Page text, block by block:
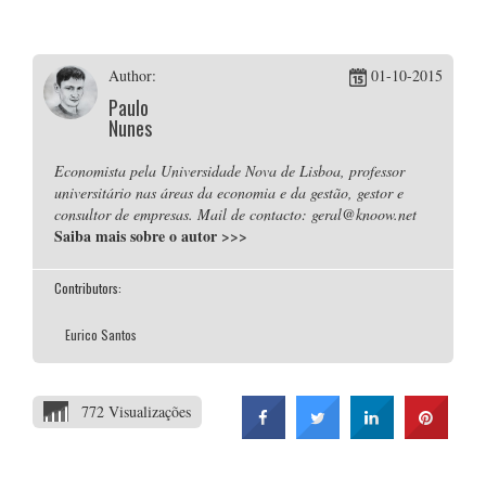
Author:
Paulo
Nunes
01-10-2015
Economista pela Universidade Nova de Lisboa, professor
universitário nas áreas da economia e da gestão, gestor e
consultor de empresas. Mail de contacto: geral@knoow.net
Saiba mais sobre o autor >>>
Contributors:
Eurico Santos
772 Visualizações